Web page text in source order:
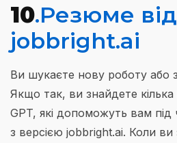
10.Резюме від
jobbright.ai
Ви шукаєте нову роботу або
Якщо так, ви знайдете
GPT, які допоможуть вам
з версією jobbright.ai. Коли